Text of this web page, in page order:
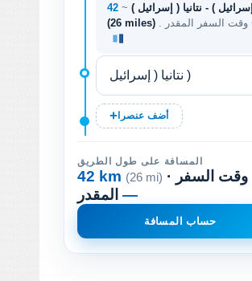
إسرائيل ) - نتانيا ( إسرائيل ) ~
(26 miles)
~
أضف عنصرا
المسافة على طول الطريق
42 km (26 mi) · وقت السفر
—
حساب المسافة